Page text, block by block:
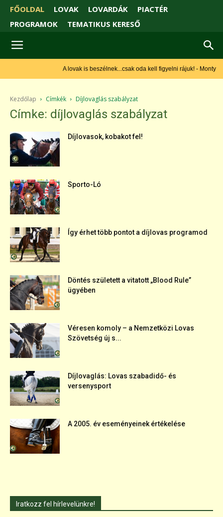
FŐOLDAL LOVAK LOVARDÁK
PIACTÉR
PROGRAMOK
TEMATIKUS KERESŐ
A lovak is beszélnek...csak oda kell figyelni rájuk! - Monty Roberts
Kezdőlap Címkék Díjlovaglás szabályzat
Címke: díjlovaglás szabályzat
Díjlovasok, kobakot fel!
Sporto-Ló
Így érhet több pontot a díjlovas programod
Döntés született a vitatott „Blood Rule”
ügyében
Véresen komoly – a Nemzetközi Lovas
Szövetség új s...
Díjlovaglás: Lovas szabadidő- és
versenysport
A 2005. év eseményeinek értékelése
Iratkozz fel hírlevelünkre!